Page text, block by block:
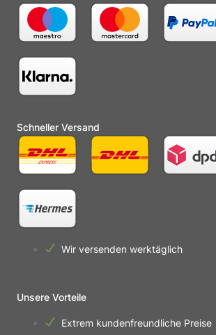
Schneller Versand
Wir versenden werktäglich
Unsere Vorteile
Extrem kundenfreundliche Preise